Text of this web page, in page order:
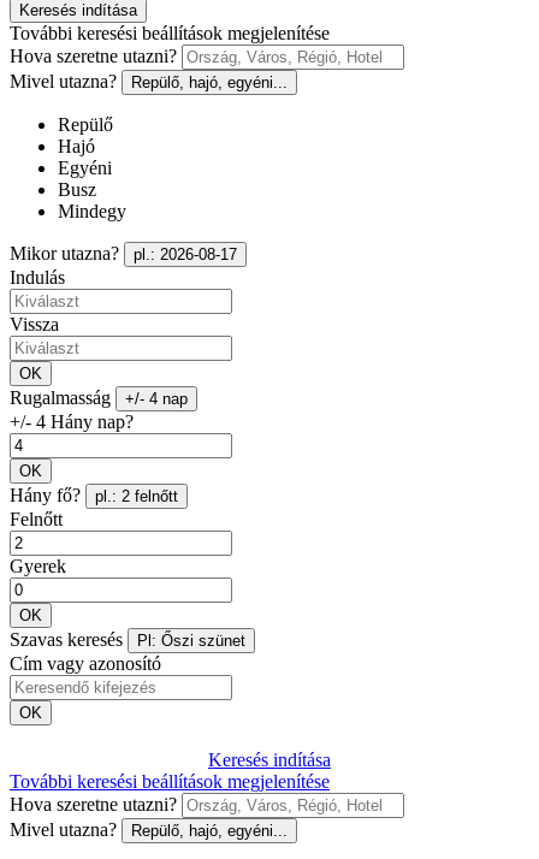
Keresés indítása
További keresési beállítások megjelenítése
Hova szeretne utazni?
Mivel utazna?
Repülő, hajó, egyéni...
Repülő
Hajó
Egyéni
Busz
Mindegy
Mikor utazna? pl.: 2026-08-17
Indulás
Vissza
OK
Rugalmasság +/- 4 nap
+/- 4 Hány nap?
OK
Hány fő? pl.: 2 felnőtt
Felnőtt
Gyerek
OK
Szavas keresés Pl: Őszi szünet
Cím vagy azonosító
OK
Keresés indítása
További keresési beállítások megjelenítése
Hova szeretne utazni?
Mivel utazna?
Repülő, hajó, egyéni...